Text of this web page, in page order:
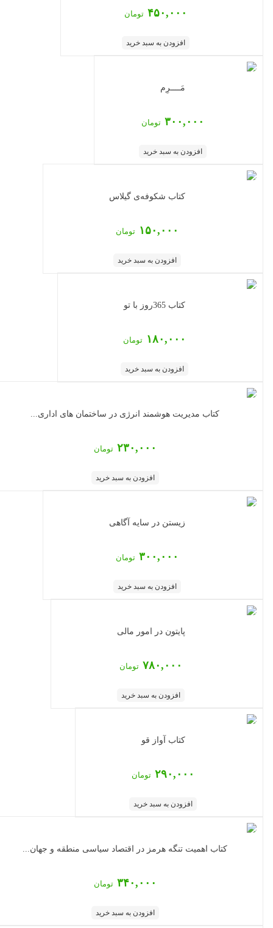
۴۵۰,۰۰۰ تومان
افزودن به سبد خرید
مَــــرِم
۳۰۰,۰۰۰ تومان
افزودن به سبد خرید
کتاب شکوفه‌ی گیلاس
۱۵۰,۰۰۰ تومان
افزودن به سبد خرید
کتاب 365روز با تو
۱۸۰,۰۰۰ تومان
افزودن به سبد خرید
کتاب مدیریت هوشمند انرژی در ساختمان های اداری...
۲۳۰,۰۰۰ تومان
افزودن به سبد خرید
زیستن در سایه آگاهی
۳۰۰,۰۰۰ تومان
افزودن به سبد خرید
پایتون در امور مالی
۷۸۰,۰۰۰ تومان
افزودن به سبد خرید
کتاب آواز قو
۲۹۰,۰۰۰ تومان
افزودن به سبد خرید
‏‫کتاب اهمیت تنگه هرمز در اقتصاد سیاسی منطقه و جهان...
۳۴۰,۰۰۰ تومان
افزودن به سبد خرید